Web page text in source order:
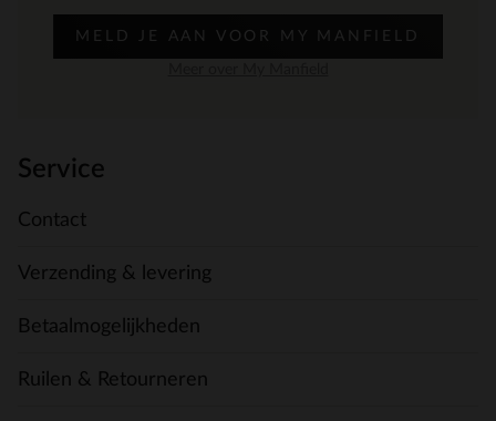
MELD JE AAN VOOR MY MANFIELD
Service
Contact
Verzending & levering
Betaalmogelijkheden
Ruilen & Retourneren